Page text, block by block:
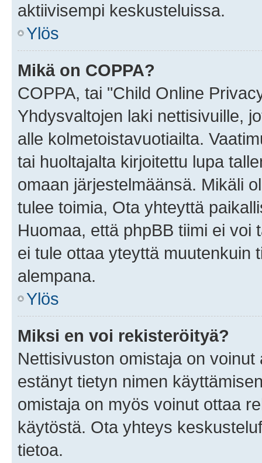
aktiivisempi keskusteluissa.
Ylös
Mikä on COPPA?
COPPA, tai "Child Online
Yhdysvaltojen laki nettisivuille,
alle kolmetoistavuotiailta.
tai huoltajalta kirjoitettu lupa
omaan järjestelmäänsä. Mikäli
tulee toimia, Ota yhteyttä
Huomaa, että phpBB tiimi ei
ei tule ottaa yteyttä muutenkuin
alempana.
Ylös
Miksi en voi rekisteröityä?
Nettisivuston omistaja on
estänyt tietyn nimen
omistaja on myös voinut ottaa
käytöstä. Ota yhteys
tietoa.